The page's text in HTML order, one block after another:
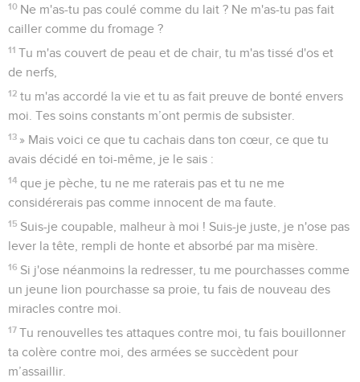
10 Ne m'as-tu pas coulé comme du lait ? Ne m'as-tu pas fait
cailler comme du fromage ?
11 Tu m'as couvert de peau et de chair, tu m'as tissé d'os et
de nerfs,
12 tu m'as accordé la vie et tu as fait preuve de bonté envers
moi. Tes soins constants m’ont permis de subsister.
13 » Mais voici ce que tu cachais dans ton cœur, ce que tu
avais décidé en toi-même, je le sais :
14 que je pèche, tu ne me raterais pas et tu ne me
considérerais pas comme innocent de ma faute.
15 Suis-je coupable, malheur à moi ! Suis-je juste, je n'ose pas
lever la tête, rempli de honte et absorbé par ma misère.
16 Si j'ose néanmoins la redresser, tu me pourchasses comme
un jeune lion pourchasse sa proie, tu fais de nouveau des
miracles contre moi.
17 Tu renouvelles tes attaques contre moi, tu fais bouillonner
ta colère contre moi, des armées se succèdent pour
m’assaillir.